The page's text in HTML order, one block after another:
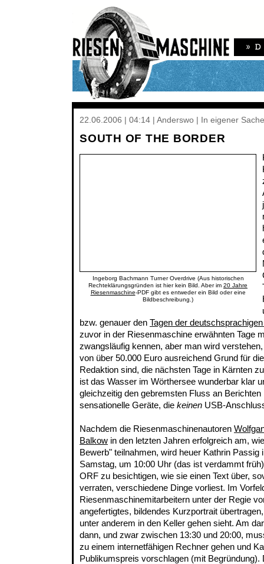
22.06.2006 | 04:14 | Anderswo | In eigener Sache
SOUTH OF THE BORDER
Ingeborg Bachmann Turner Overdrive (Aus historischen
Rechteklärungsgründen ist hier kein Bild. Aber im 20 Jahre
Riesenmaschine-PDF gibt es entweder ein Bild oder eine
Bildbeschreibung.)
bzw. genauer den Tagen der
zuvor in der Riesenmaschine erwähnten Tage
zwangsläufig kennen, aber man wird
von über 50.000 Euro ausreichend Grund für
Redaktion sind, die nächsten Tage in Kärnten
ist das Wasser im Wörthersee wunderbar klar
gleichzeitig den gebremsten Fluss an Berichten
sensationelle Geräte, die keinen USB-
Nachdem die Riesenmaschinenautoren
Balkow in den letzten Jahren erfolgreich am,
Bewerb" teilnahmen, wird heuer Kathrin Passig
Samstag, um 10:00 Uhr (das ist verdammt
ORF zu besichtigen, wie sie einen Text über,
verraten, verschiedene Dinge vorliest. Im
Riesenmaschinemitarbeitern unter der Regie
angefertigtes, bildendes Kurzportrait
unter anderem in den Keller gehen sieht. Am
dann, und zwar zwischen 13:30 und 20:00,
zu einem internetfähigen Rechner gehen und
Publikumspreis vorschlagen (mit Begründung).